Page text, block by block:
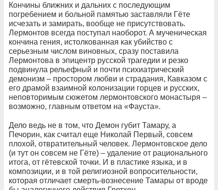
Кончины ближних и дальних с последующим
погребением и больной памятью заставляли Гёте
исчезать и замирать, вообще не присутствовать.
Лермонтов всегда поступал наоборот. А мученическая
кончина гения, истолкованная как убийство с
серьезным числом виновных, сразу поставила
Лермонтова в эпицентр русской трагедии и резко
подвинула рельефный и почти психиатрический
демонизм – простором любви и страдания, Кавказом с
его драмой взаимной колонизации горцев и русских,
неповторимым сюжетом лермонтовского монастыря –
возможно, главным ответом на «Фауста».
Дело ведь не в том, что Демон губит Тамару, а
Печорин, как считал еще Николай Первый, совсем
плохой, отвратительный человек. Лермонтовское дело
(и тут он совсем не Гёте) – удаление от рационального
итога, от гётевской точки. И в пластике языка, и в
композиции, и в той религиозной вопросительности,
которая отличает смерть-вознесение Тамары от вроде